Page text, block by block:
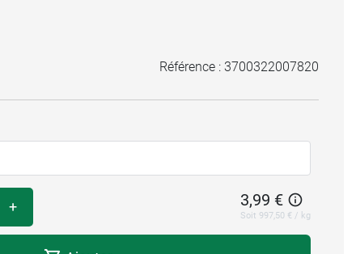
Référence : 3700322007820
+ 3,99 €
Soit 997,50 € / kg